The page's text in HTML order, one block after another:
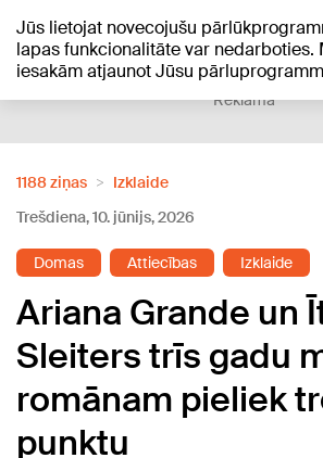
Jūs lietojat novecojušu
lapas funkcionalitāte var nedarboties.
iesakām atjaunot Jūsu
+19°C
Reklāma
1188 ziņas
Izklaide
Trešdiena, 10. jūnijs, 2026
Domas Attiecības Izklaide
Ariana Grande un
Sleiters trīs gadu
romānam pieliek
punktu